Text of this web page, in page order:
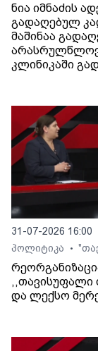
ნია იმნაძის
გადაღებულ
მაშინაა
კლინიკაში
31-07-2026 16:00
პოლიტიკა
•
,,თავისუფალი
და ლექსო